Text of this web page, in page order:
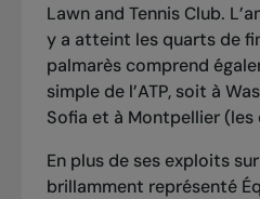
Lawn and Tennis Club.
y a atteint les quarts de
palmarès comprend
simple de l’ATP, soit à
Sofia et à Montpellier (les
En plus de ses exploits
brillamment représenté